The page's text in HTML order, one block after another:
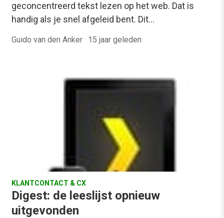
geconcentreerd tekst lezen op het web. Dat is
handig als je snel afgeleid bent. Dit…
Guido van den Anker · 15 jaar geleden
KLANTCONTACT & CX
Digest: de leeslijst opnieuw
uitgevonden